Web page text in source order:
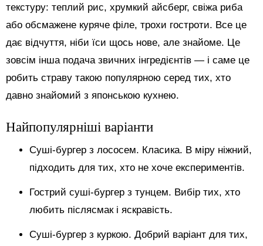
текстуру: теплий рис, хрумкий айсберг, свіжа риба
або обсмажене куряче філе, трохи гостроти. Все це
дає відчуття, ніби їси щось нове, але знайоме. Це
зовсім інша подача звичних інгредієнтів — і саме це
робить страву такою популярною серед тих, хто
давно знайомий з японською кухнею.
Найпопулярніші варіанти
Суші-бургер з лососем. Класика. В міру ніжний,
підходить для тих, хто не хоче експериментів.
Гострий суші-бургер з тунцем. Вибір тих, хто
любить післясмак і яскравість.
Суші-бургер з куркою. Добрий варіант для тих,